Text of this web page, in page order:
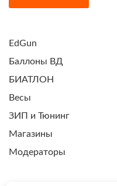
EdGun
Баллоны ВД
БИАТЛОН
Весы
ЗИП и Тюнинг
Магазины
Модераторы